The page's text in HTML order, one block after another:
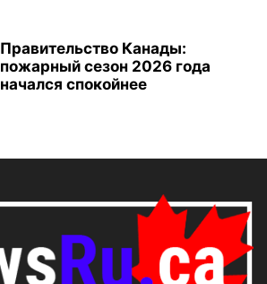
Правительство Канады:
пожарный сезон 2026 года
начался спокойнее